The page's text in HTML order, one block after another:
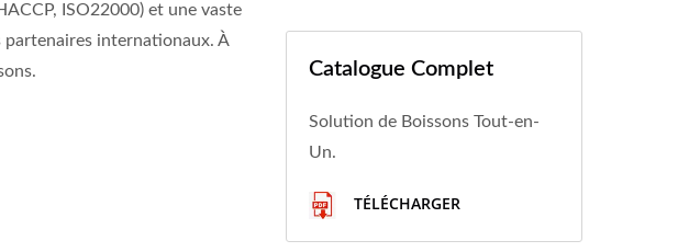
ISO22000) et une vaste
internationaux. À
Catalogue Complet
Solution de Boissons Tout-en-
Un.
TÉLÉCHARGER